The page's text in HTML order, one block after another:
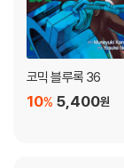
코믹 블루록 36
5,400원
10%